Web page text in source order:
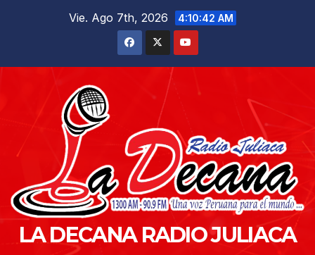
Vie. Ago 7th, 2026 4:10:43 AM
LA DECANA RADIO JULIACA